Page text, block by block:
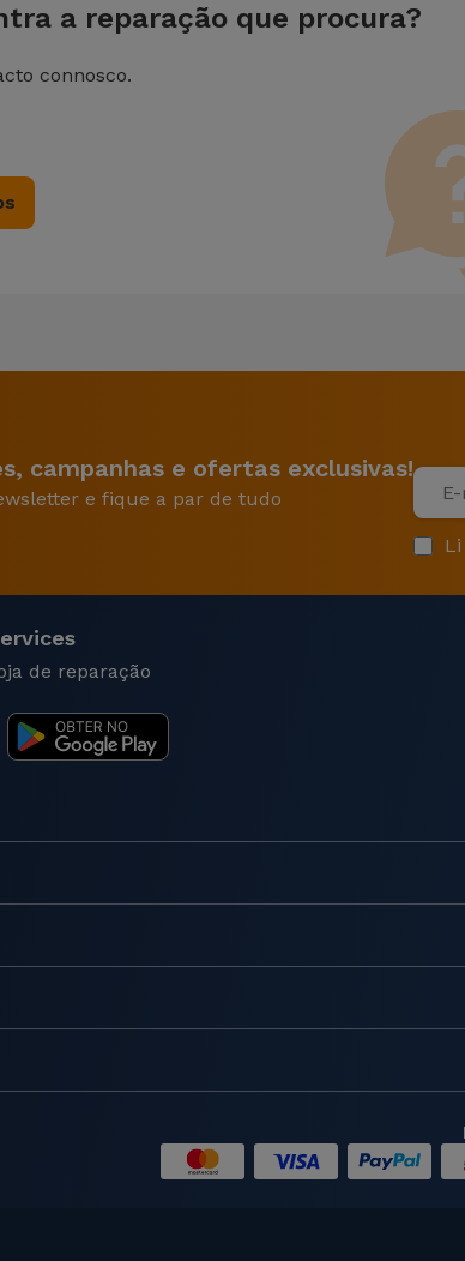
a reparação que procura?
connosco.
campanhas e ofertas exclusivas!
e fique a par de tudo
de reparação